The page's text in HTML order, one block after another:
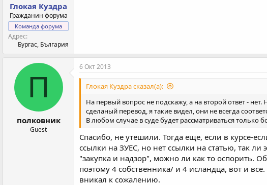
Глокая Куздра
Гражданин форума
Команда форума
Адрес
Бургас, България
П
полковник
Guest
6 Окт 2013
Глокая Куздра сказал(а):
На первый вопрос не подскажу, а на второй ответ -
сделаный перевод, я такие видел, они не всегда
В любом случае в суде будет рассматриваться только
Спасибо, не утешили. Тогда еще, если в курсе-
ссылки на ЗУЕС, но нет ссылки на статью, так ли
"закупка и надзор", можно ли как то оспорить.
поэтому 4 собственника/ и 4 исландца, вот и
вникал к сожалению.